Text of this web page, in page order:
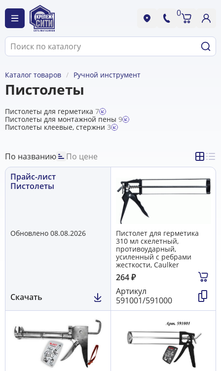
0
Каталог товаров Ручной инструмент
Пистолеты
Пистолеты для герметика 7
Пистолеты для монтажной пены 9
Пистолеты клеевые, стержни 3
По названию
По цене
Прайс-лист
Пистолеты
Обновлено 08.08.2026
Скачать
Пистолет для герметика
310 мл скелетный,
противоударный,
усиленный с ребрами
жесткости, Caulker
264₽
Артикул
591001/591000